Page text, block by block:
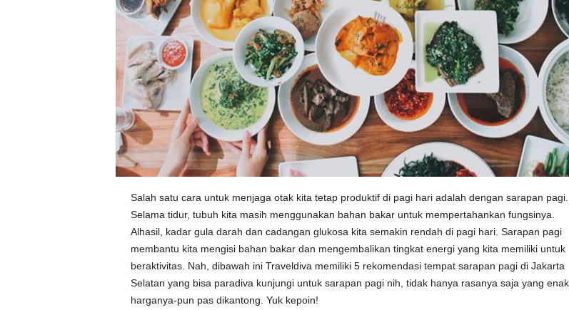
Salah satu cara untuk menjaga otak kita tetap produktif di pagi hari adalah dengan sarapan pagi.
Selama tidur, tubuh kita masih menggunakan bahan bakar untuk mempertahankan fungsinya.
Alhasil, kadar gula darah dan cadangan glukosa kita semakin rendah di pagi hari. Sarapan pagi
membantu kita mengisi bahan bakar dan mengembalikan tingkat energi yang kita memiliki untuk
beraktivitas. Nah, dibawah ini Traveldiva memiliki 5 rekomendasi tempat sarapan pagi di Jakarta
Selatan yang bisa paradiva kunjungi untuk sarapan pagi nih, tidak hanya rasanya saja yang enak,
harganya-pun pas dikantong. Yuk kepoin!